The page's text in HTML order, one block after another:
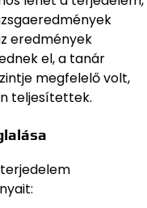
eredmények
el, a tanár
megfelelő volt,
teljesítettek.